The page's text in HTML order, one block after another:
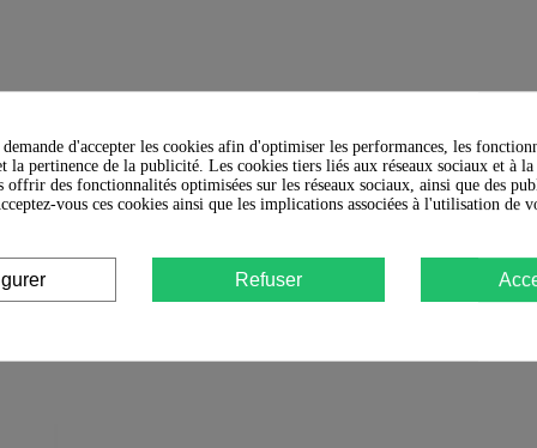
demande d'accepter les cookies afin d'optimiser les performances, les
la pertinence de la publicité. Les cookies tiers liés aux réseaux sociaux et à
offrir des fonctionnalités optimisées sur les réseaux sociaux, ainsi que des
vous ces cookies ainsi que les implications associées à l'utilisation de
Refuser